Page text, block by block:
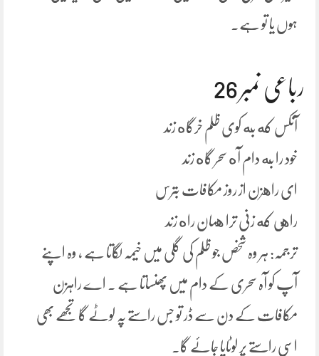
ہوں یا تو ہے۔
رباعی نمبر 26
آنکس که به کوی ظلم خرگاه زند
خود را به دام آه سحر گاه زند
ای راهزن از روز مکافات بترس
راهی که زنی ترا همان راه زند
ترجمہ: ہر وہ شخص جو ظلم کی گلی میں خیمہ لگاتا ہے ، وہ اپنے
آپ کو آہ سحری کے دام میں پھنساتا ہے ۔ اے راہزن
مکافات کے دن سے ڈر تو جس راستے پہ لوٹے گا تجھے بھی
اسی راستے پر لوٹایا جائے گا۔